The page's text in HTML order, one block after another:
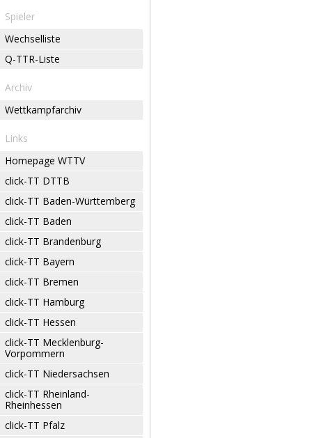
Spieler
Wechselliste
Q-TTR-Liste
Archiv
Wettkampfarchiv
Links
Homepage WTTV
click-TT DTTB
click-TT Baden-Württemberg
click-TT Baden
click-TT Brandenburg
click-TT Bayern
click-TT Bremen
click-TT Hamburg
click-TT Hessen
click-TT Mecklenburg-
Vorpommern
click-TT Niedersachsen
click-TT Rheinland-
Rheinhessen
click-TT Pfalz